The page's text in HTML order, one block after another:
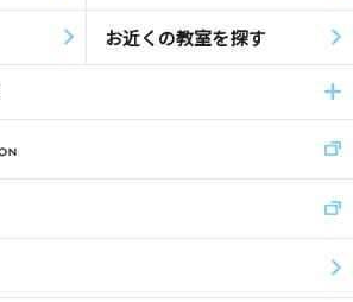
お近くの教室を探す